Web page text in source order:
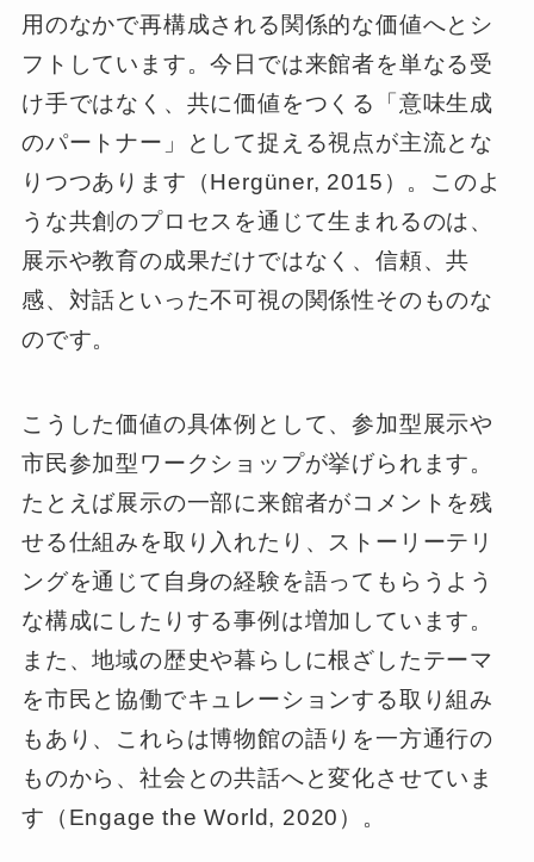
用のなかで再構成される関係的な価値へとシ
フトしています。今日では来館者を単なる受
け手ではなく、共に価値をつくる「意味生成
のパートナー」として捉える視点が主流とな
りつつあります（Hergüner, 2015）。このよ
うな共創のプロセスを通じて生まれるのは、
展示や教育の成果だけではなく、信頼、共
感、対話といった不可視の関係性そのものな
のです。
こうした価値の具体例として、参加型展示や
市民参加型ワークショップが挙げられます。
たとえば展示の一部に来館者がコメントを残
せる仕組みを取り入れたり、ストーリーテリ
ングを通じて自身の経験を語ってもらうよう
な構成にしたりする事例は増加しています。
また、地域の歴史や暮らしに根ざしたテーマ
を市民と協働でキュレーションする取り組み
もあり、これらは博物館の語りを一方通行の
ものから、社会との共話へと変化させていま
す（Engage the World, 2020）。